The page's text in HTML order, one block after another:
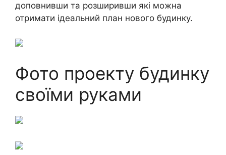
доповнивши та розширивши які можна
отримати ідеальний план нового будинку.
Фото проекту будинку
своїми руками